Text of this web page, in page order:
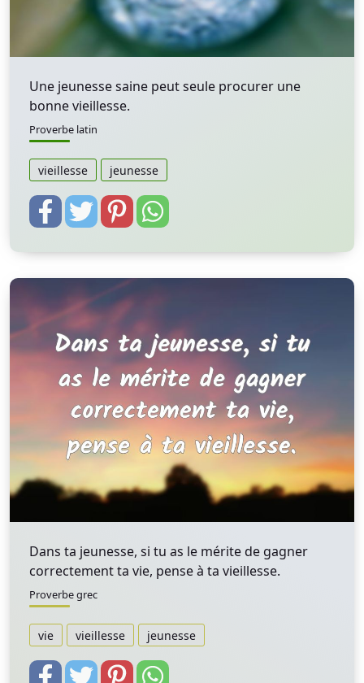
Une jeunesse saine peut seule procurer une
bonne vieillesse.
Proverbe latin
vieillesse jeunesse
Dans ta jeunesse, si tu as le mérite de gagner
correctement ta vie, pense à ta vieillesse.
Proverbe grec
vie vieillesse jeunesse